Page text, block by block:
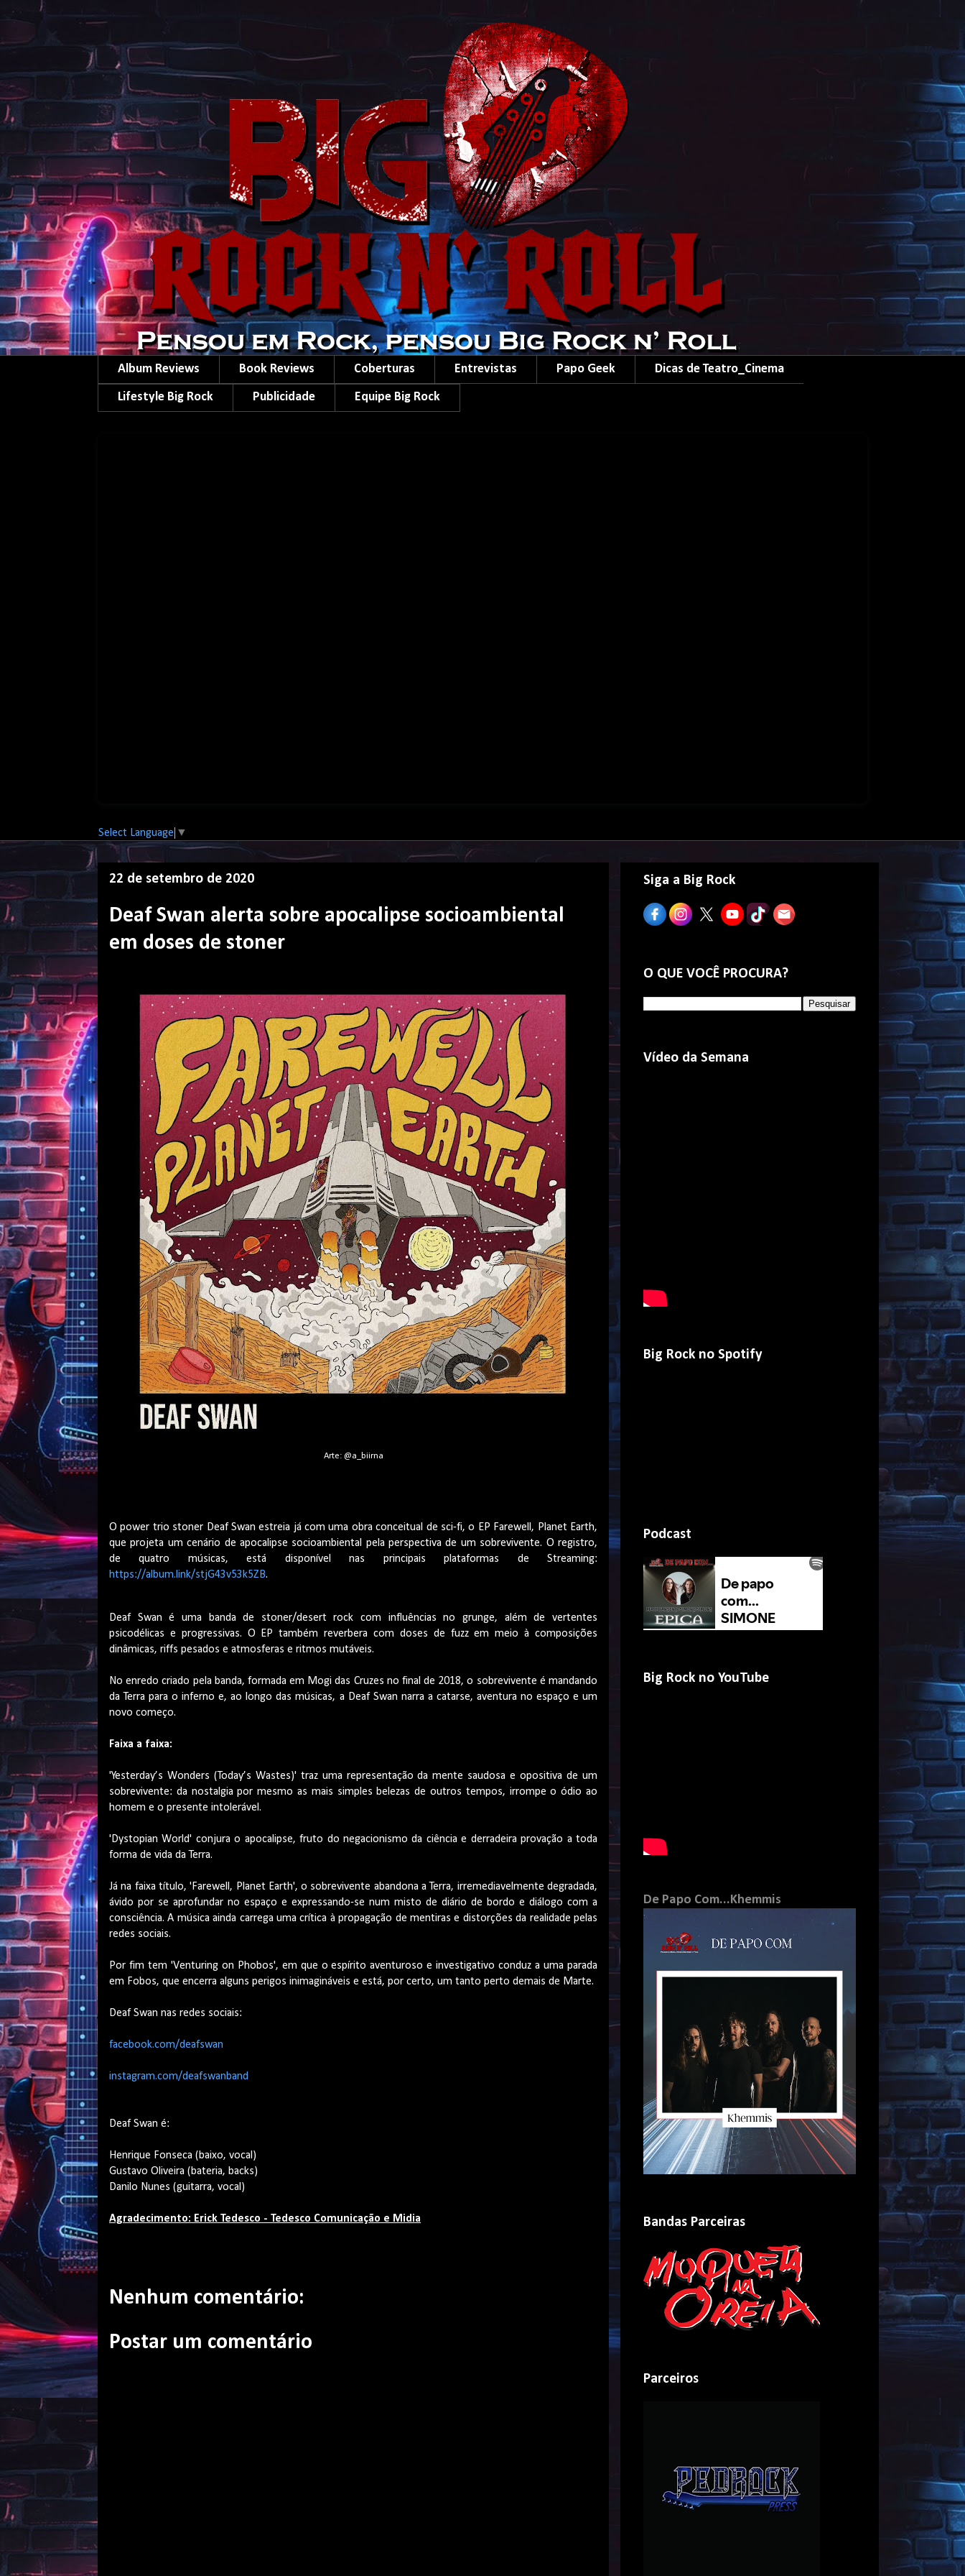
Album Reviews Book Reviews Coberturas Entrevistas Papo Geek Dicas de Teatro_Cinema
Lifestyle Big Rock Publicidade Equipe Big Rock
Select Language ▼
22 de setembro de 2020
Deaf Swan alerta sobre apocalipse socioambiental
em doses de stoner
Arte: @a_biirna
O power trio stoner Deaf Swan estreia já com uma obra conceitual de sci-fi, o EP Farewell, Planet Earth,
que projeta um cenário de apocalipse socioambiental pela perspectiva de um sobrevivente. O registro,
de quatro músicas, está disponível nas principais plataformas de Streaming:
https://album.link/stjG43v53k5ZB.
Deaf Swan é uma banda de stoner/desert rock com influências no grunge, além de vertentes
psicodélicas e progressivas. O EP também reverbera com doses de fuzz em meio à composições
dinâmicas, riffs pesados e atmosferas e ritmos mutáveis.
No enredo criado pela banda, formada em Mogi das Cruzes no final de 2018, o sobrevivente é mandando
da Terra para o inferno e, ao longo das músicas, a Deaf Swan narra a catarse, aventura no espaço e um
novo começo.
Faixa a faixa:
'Yesterday’s Wonders (Today’s Wastes)' traz uma representação da mente saudosa e opositiva de um
sobrevivente: da nostalgia por mesmo as mais simples belezas de outros tempos, irrompe o ódio ao
homem e o presente intolerável.
'Dystopian World' conjura o apocalipse, fruto do negacionismo da ciência e derradeira provação a toda
forma de vida da Terra.
Já na faixa título, 'Farewell, Planet Earth', o sobrevivente abandona a Terra, irremediavelmente degradada,
ávido por se aprofundar no espaço e expressando-se num misto de diário de bordo e diálogo com a
consciência. A música ainda carrega uma crítica à propagação de mentiras e distorções da realidade pelas
redes sociais.
Por fim tem 'Venturing on Phobos', em que o espírito aventuroso e investigativo conduz a uma parada
em Fobos, que encerra alguns perigos inimagináveis e está, por certo, um tanto perto demais de Marte.
Deaf Swan nas redes sociais:
facebook.com/deafswan
instagram.com/deafswanband
Deaf Swan é:
Henrique Fonseca (baixo, vocal)
Gustavo Oliveira (bateria, backs)
Danilo Nunes (guitarra, vocal)
Agradecimento: Erick Tedesco - Tedesco Comunicação e Midia
Nenhum comentário:
Postar um comentário
Siga a Big Rock
O QUE VOCÊ PROCURA?
Vídeo da Semana
Big Rock no Spotify
Podcast
Big Rock no YouTube
De Papo Com...Khemmis
Bandas Parceiras
Parceiros